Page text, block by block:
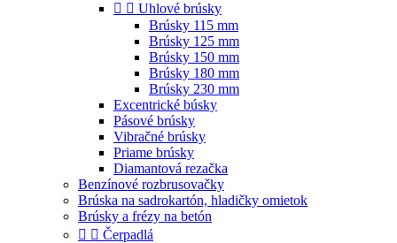
  Uhlové brúsky
Brúsky 115 mm
Brúsky 125 mm
Brúsky 150 mm
Brúsky 180 mm
Brúsky 230 mm
Excentrické búsky
Pásové brúsky
Vibračné brúsky
Priame brúsky
Diamantová rezačka
Benzínové rozbrusovačky
Brúska na sadrokartón, hladičky omietok
Brúsky a frézy na betón
  Čerpadlá